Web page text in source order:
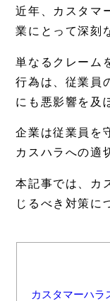
近年、カスタマ
業にとって深刻
単なるクレーム
行為は、従業員
にも悪影響を及
企業は従業員を
カスハラへの適
本記事では、カ
じるべき対策に
カスタマーハラ